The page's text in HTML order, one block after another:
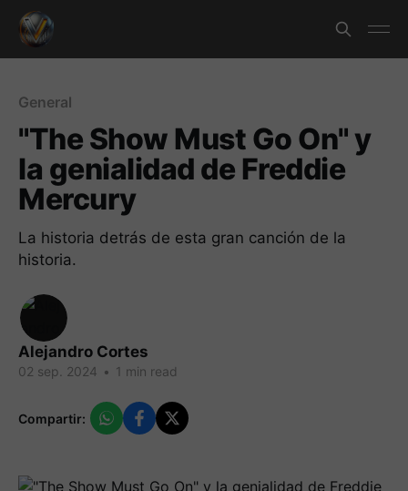
General
"The Show Must Go On" y
la genialidad de Freddie
Mercury
La historia detrás de esta gran canción de la
historia.
Alejandro Cortes
02 sep. 2024 • 1 min read
Compartir: